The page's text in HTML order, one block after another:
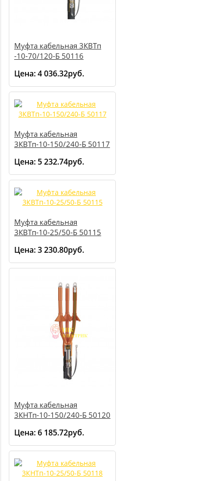
Муфта кабельная 3КВТп
-10-70/120-Б 50116
Цена:4 036.32руб.
Муфта кабельная
3КВТп-10-150/240-Б 50117
Цена: 5 232.74руб.
Муфта кабельная
3КВТп-10-25/50-Б 50115
Цена:3 230.80руб.
Муфта кабельная
3КНТп-10-150/240-Б 50120
Цена:6 185.72руб.